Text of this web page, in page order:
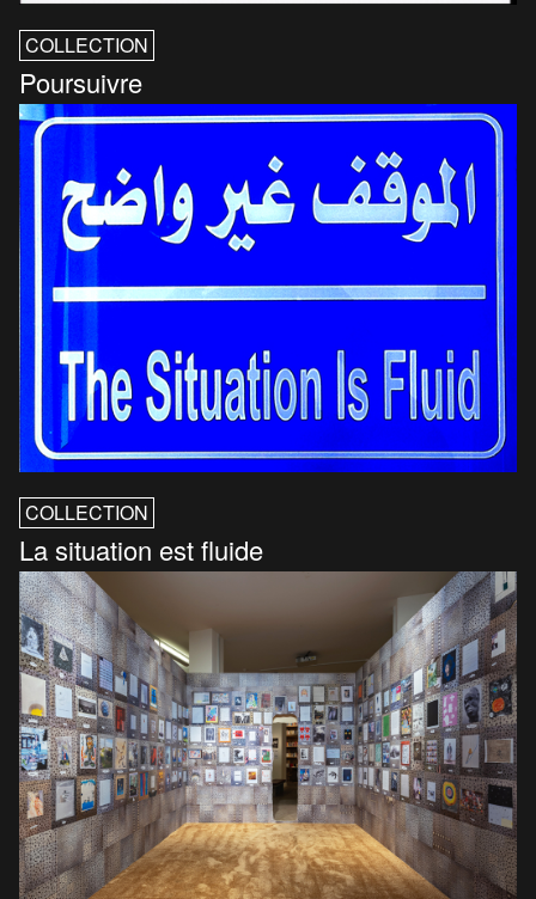
COLLECTION
Poursuivre
COLLECTION
La situation est fluide